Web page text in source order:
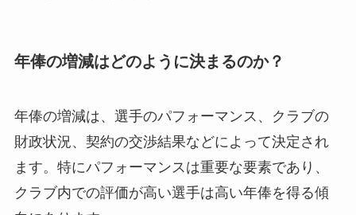
年俸の増減はどのように決まるのか？
年俸の増減は、選手のパフォーマンス、クラブの
財政状況、契約の交渉結果などによって決定され
ます。特にパフォーマンスは重要な要素であり、
クラブ内での評価が高い選手は高い年俸を得る傾